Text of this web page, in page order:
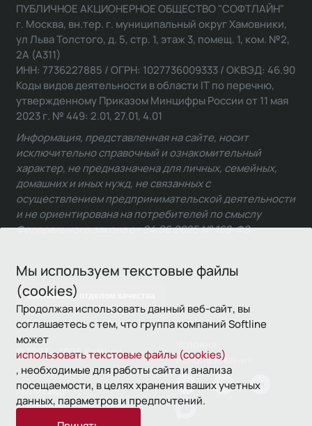
Мы используем текстовые файлы
(cookies)
Продолжая использовать данный веб-сайт, вы
соглашаетесь с тем, что группа компаний Softline
может
использовать текстовые файлы (cookies)
, необходимые для работы сайта и анализа
посещаемости, в целях хранения ваших учетных
данных, параметров и предпочтений.
Связаться с отделом качества
ПУБЛИЧНОЕ АКЦИОНЕРНОЕ ОБЩЕСТВО "СОФТЛАЙН"
г. Москва, вн.тер. г. муниципальный округ Хамовники,
ул Льва Толстого, д. 5, стр. 1, этаж 3, помещ. 1, ком. №2,
2А (А311)
ИНН: 7736227885 / ОГРН: 1027736009333 / ОКВЭД: 46.90
Коды видов деятельности в области IT по перечню,
утвержденному Приказом Минцифры России от 11 мая
2023 г. № 449: 2.01, 27.01, 4.01
Информация, представленная на сайте, носит
исключительно справочный и ознакомительный
характер, не предназначена для личных, семейных,
домашних и иных нужд, не связанных с
осуществлением предпринимательской деятельности
и не ориентирована на потребителей по смыслу
Федерального закона от 24.06.2025 № 168-ФЗ.
© 1993—2026 Softline
использования
Политика
конфиденциальности